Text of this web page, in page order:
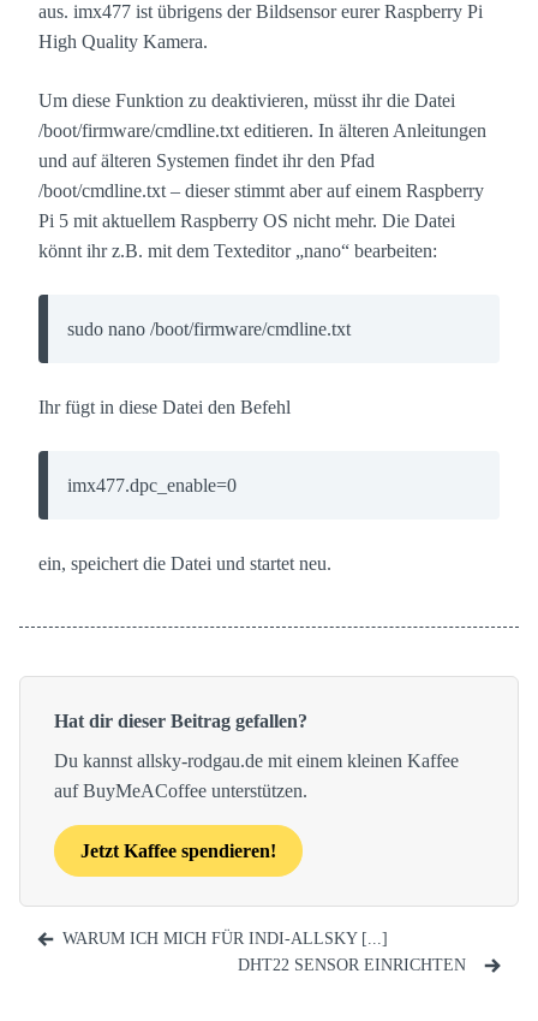
aus. imx477 ist übrigens der Bildsensor eurer Raspberry Pi
High Quality Kamera.
Um diese Funktion zu deaktivieren, müsst ihr die Datei
/boot/firmware/cmdline.txt editieren. In älteren Anleitungen
und auf älteren Systemen findet ihr den Pfad
/boot/cmdline.txt – dieser stimmt aber auf einem Raspberry
Pi 5 mit aktuellem Raspberry OS nicht mehr. Die Datei
könnt ihr z.B. mit dem Texteditor „nano“ bearbeiten:
sudo nano /boot/firmware/cmdline.txt
Ihr fügt in diese Datei den Befehl
imx477.dpc_enable=0
ein, speichert die Datei und startet neu.
Hat dir dieser Beitrag gefallen?
Du kannst allsky-rodgau.de mit einem kleinen Kaffee
auf BuyMeACoffee unterstützen.
Jetzt Kaffee spendieren!
WARUM ICH MICH FÜR INDI-ALLSKY [...]
DHT22 SENSOR EINRICHTEN